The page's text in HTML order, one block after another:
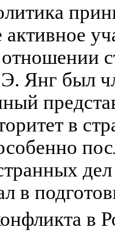
Э. Янг был
в
в
в